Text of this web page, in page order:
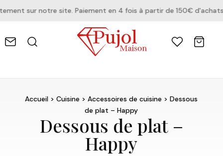
sur notre site. Paiement en 4 fois à partir de 150€ d'achats.
Accueil >Cuisine >Accessoires de cuisine > Dessous
de plat – Happy
Dessous de plat –
Happy